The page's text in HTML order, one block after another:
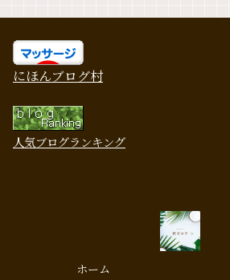
にほんブログ村
人気ブログランキング
ホーム